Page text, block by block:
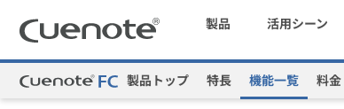
製品 活用シーン
製品トップ 特長 機能一覧 料金
Cuenote メール配信システム・メルマガ配